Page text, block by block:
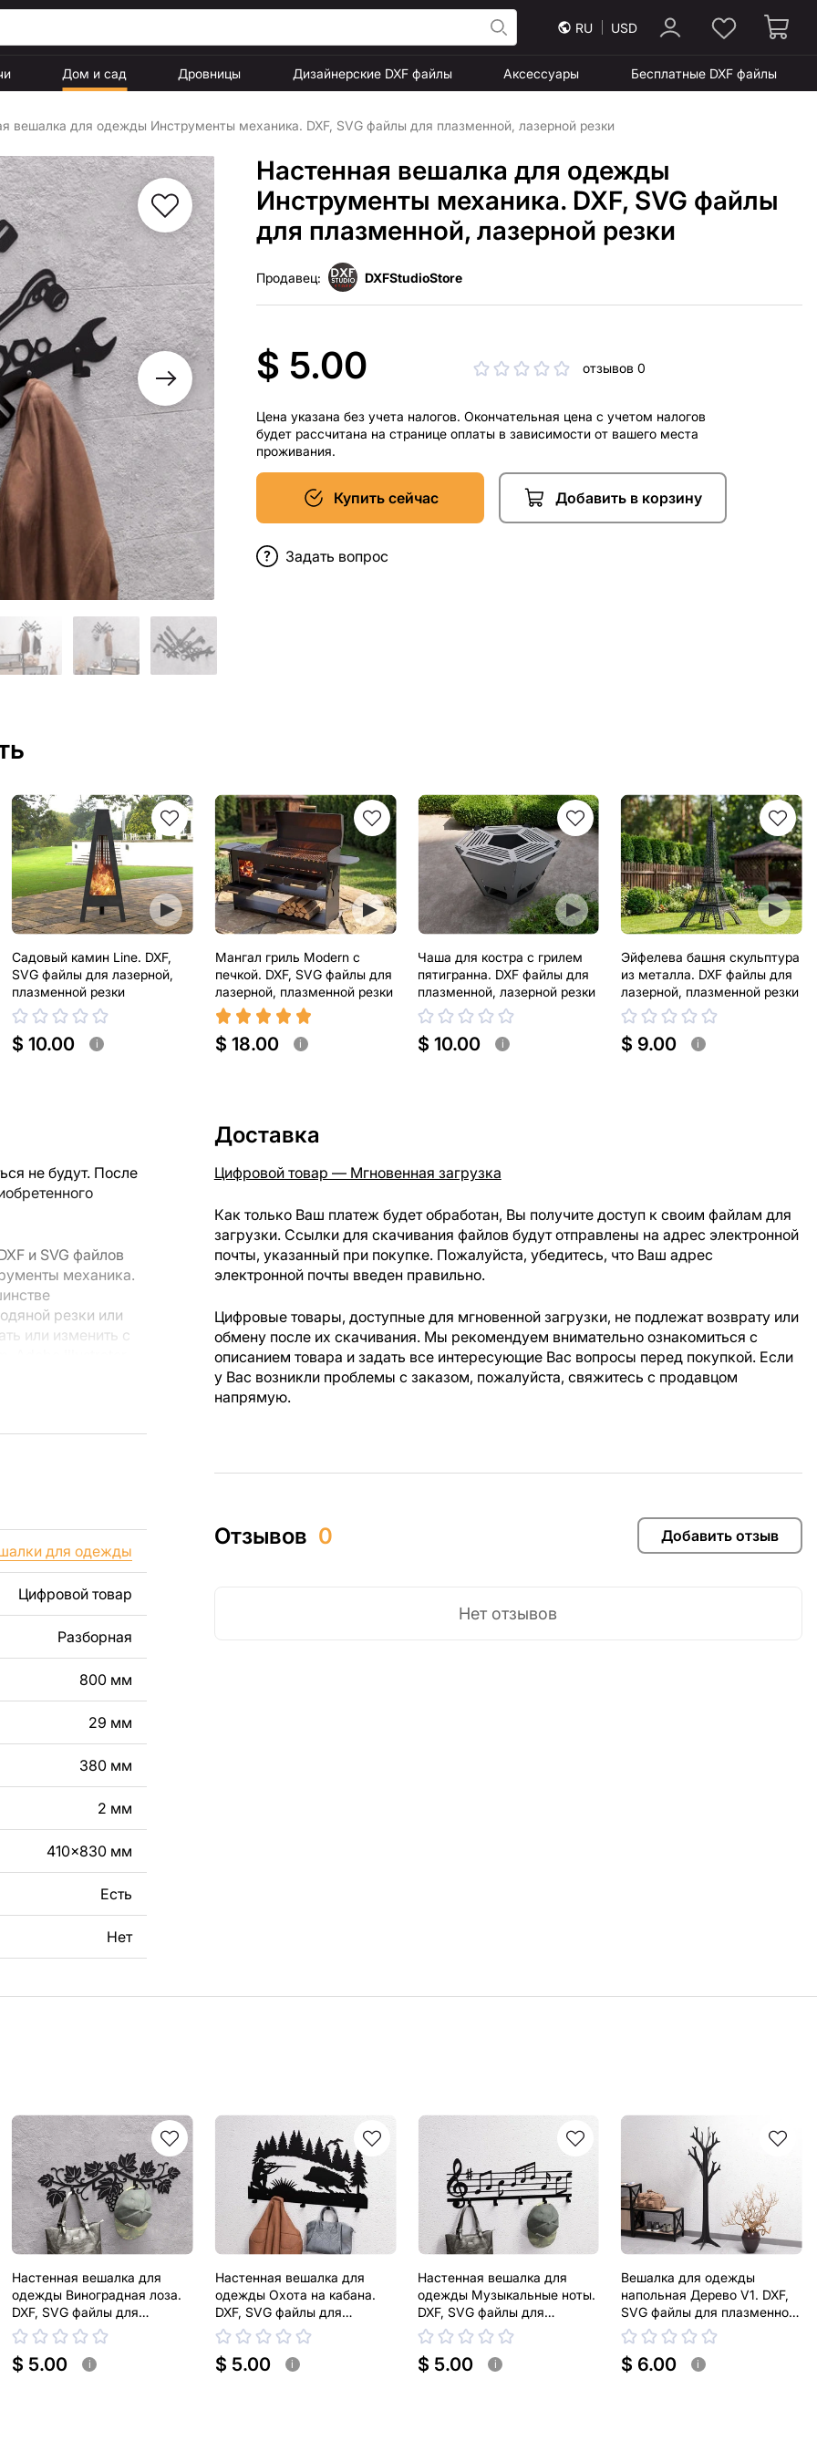
RU USD
Дом и сад Дровницы Дизайнерские DXF файлы Аксессуары Бесплатные DXF файлы
вешалка для одежды Инструменты механика. DXF, SVG файлы для плазменной, лазерной резки
Настенная вешалка для одежды
Инструменты механика. DXF, SVG файлы
для плазменной, лазерной резки
Продавец: DXFStudioStore
$ 5.00 отзывов 0
Цена указана без учета налогов. Окончательная цена с учетом налогов
будет рассчитана на странице оплаты в зависимости от вашего места
проживания.
Купить сейчас Добавить в корзину
Задать вопрос
Садовый камин Line. DXF,
SVG файлы для лазерной,
плазменной резки
$ 10.00 i
Мангал гриль Modern с
печкой. DXF, SVG файлы для
лазерной, плазменной резки
$ 18.00 i
Чаша для костра с грилем
пятигранна. DXF файлы для
плазменной, лазерной резки
$ 10.00 i
Эйфелева башня скульптура
из металла. DXF файлы для
лазерной, плазменной резки
$ 9.00 i
не будут. После
и SVG файлов
механика.
резки или
или изменить с
файлов.
созданы с
что
изображение,
дизайн изделия.
изделия из
с нами в
для одежды
Цифровой товар
Разборная
800 мм
29 мм
380 мм
2 мм
410x830 мм
Есть
Нет
Доставка
Цифровой товар — Мгновенная загрузка
Как только Ваш платеж будет обработан, Вы получите доступ к своим файлам для
загрузки. Ссылки для скачивания файлов будут отправлены на адрес электронной
почты, указанный при покупке. Пожалуйста, убедитесь, что Ваш адрес
электронной почты введен правильно.
Цифровые товары, доступные для мгновенной загрузки, не подлежат возврату или
обмену после их скачивания. Мы рекомендуем внимательно ознакомиться с
описанием товара и задать все интересующие Вас вопросы перед покупкой. Если
у Вас возникли проблемы с заказом, пожалуйста, свяжитесь с продавцом
напрямую.
Отзывов 0 Добавить отзыв
Нет отзывов
Настенная вешалка для
одежды Виноградная лоза.
DXF, SVG файлы для
плазменной, лазерной резки
$ 5.00 i
Настенная вешалка для
одежды Охота на кабана.
DXF, SVG файлы для
плазменной, лазерной резки
$ 5.00 i
Настенная вешалка для
одежды Музыкальные ноты.
DXF, SVG файлы для
плазменной, лазерной резки
$ 5.00 i
Вешалка для одежды
напольная Дерево V1. DXF,
SVG файлы для плазменной,
лазерной резки
$ 6.00 i